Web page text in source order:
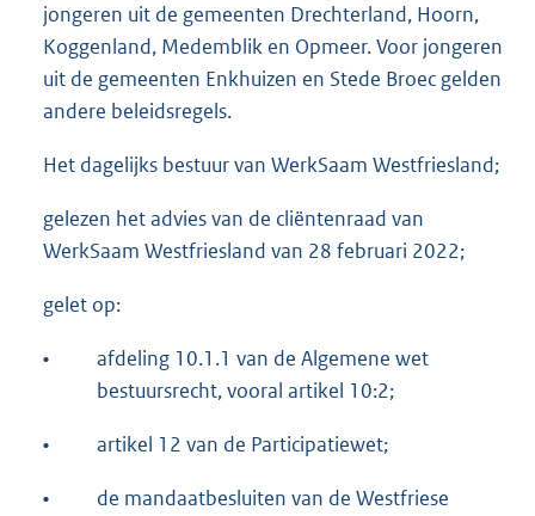
jongeren uit de gemeenten Drechterland, Hoorn,
Koggenland, Medemblik en Opmeer. Voor jongeren
uit de gemeenten Enkhuizen en Stede Broec gelden
andere beleidsregels.
Het dagelijks bestuur van WerkSaam Westfriesland;
gelezen het advies van de cliëntenraad van
WerkSaam Westfriesland van 28 februari 2022;
gelet op:
•
afdeling 10.1.1 van de Algemene wet
bestuursrecht, vooral artikel 10:2;
• artikel 12 van de Participatiewet;
•
de mandaatbesluiten van de Westfriese